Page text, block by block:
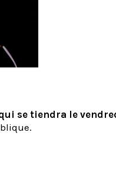
se tiendra le